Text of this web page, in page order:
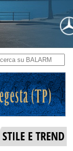
STILE E TREND